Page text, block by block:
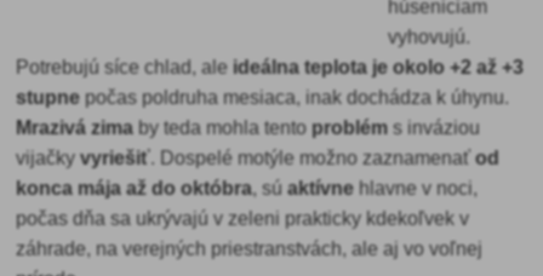
húseniciam
vyhovujú.
Potrebujú síce chlad, ale ideálna teplota je okolo +2 až +3
stupne počas poldruha mesiaca, inak dochádza k úhynu.
Mrazivá zima by teda mohla tentoproblém s inváziou
vijačkyvyriešiť. Dospelé motýle možno zaznamenaťod
konca mája až do októbra, súaktívne hlavne v noci,
počas dňa sa ukrývajú v zeleni prakticky kdekoľvek v
záhrade, na verejných priestranstvách, ale aj vo voľnej